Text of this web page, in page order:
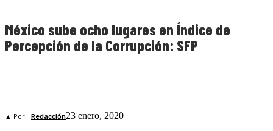
México sube ocho lugares en Índice de
Percepción de la Corrupción: SFP
▲ Por Redacción23 enero, 2020